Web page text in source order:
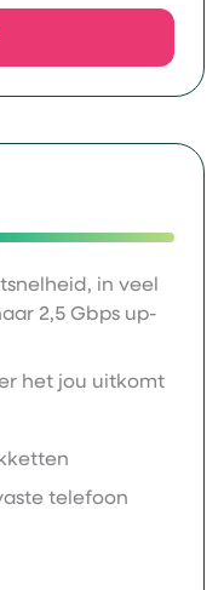
in veel
2,5 Gbps up-
het jou uitkomt
telefoon